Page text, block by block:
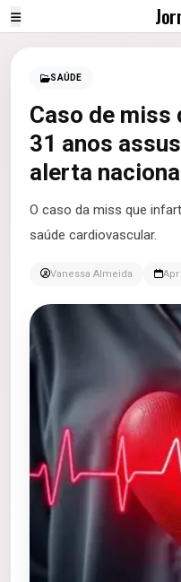
SAÚDE
Caso de
31 anos
alerta
O caso da miss que
saúde cardiovascular.
Vanessa Almeida Apr